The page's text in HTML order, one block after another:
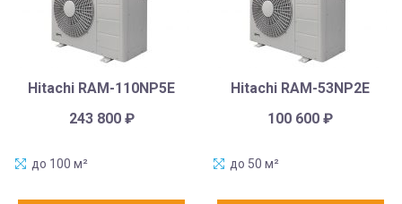
Hitachi RAM-110NP5E
243 800 ₽
до 100 м²
Hitachi RAM-53NP2E
100 600₽
до 50 м²